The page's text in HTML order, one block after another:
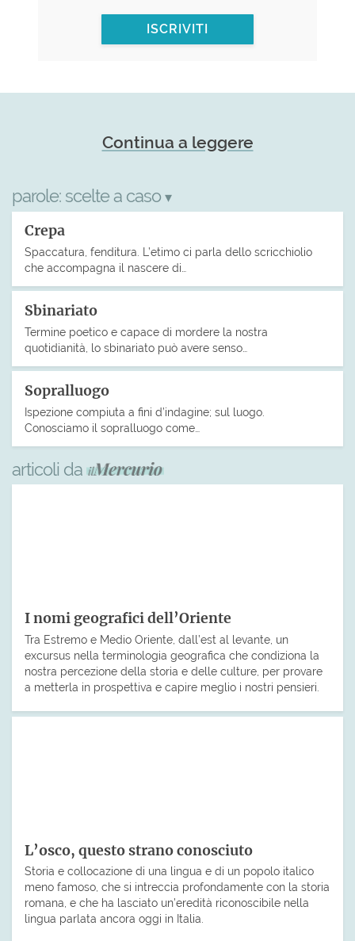
ISCRIVITI
Continua a leggere
parole: scelte a caso ▾
Crepa
Spaccatura, fenditura. L’etimo ci parla dello scricchiolio
che accompagna il nascere di…
Sbinariato
Termine poetico e capace di mordere la nostra
quotidianità, lo sbinariato può avere senso…
Sopralluogo
Ispezione compiuta a fini d’indagine; sul luogo.
Conosciamo il sopralluogo come…
articoli da
I nomi geografici dell’Oriente
Tra Estremo e Medio Oriente, dall’est al levante, un
excursus nella terminologia geografica che condiziona la
nostra percezione della storia e delle culture, per provare
a metterla in prospettiva e capire meglio i nostri pensieri.
L’osco, questo strano conosciuto
Storia e collocazione di una lingua e di un popolo italico
meno famoso, che si intreccia profondamente con la storia
romana, e che ha lasciato un’eredità riconoscibile nella
lingua parlata ancora oggi in Italia.